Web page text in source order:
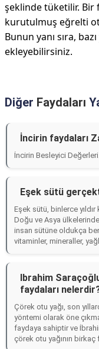
şeklinde tüketilir. Bir
kurutulmuş eğrelti
Bunun yanı sıra,
ekleyebilirsiniz.
Diğer Faydaları
İncirin faydaları
İncirin Besleyici
Eşek sütü
Eşek sütü, binlerce yıldır
Doğu ve Asya
insan sütüne oldukça
vitaminler, mineraller,
Ibrahim
faydaları
Çörek otu yağı, son
yöntemi olarak öne
faydaya sahiptir ve
çörek otu yağının birkaç